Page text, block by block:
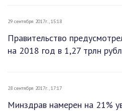
29 сентября 2017г., 15:18
Правительство
на 2018 год в 1,27 трлн
28 сентября 2017г., 17:17
Минздрав намерен на 21%